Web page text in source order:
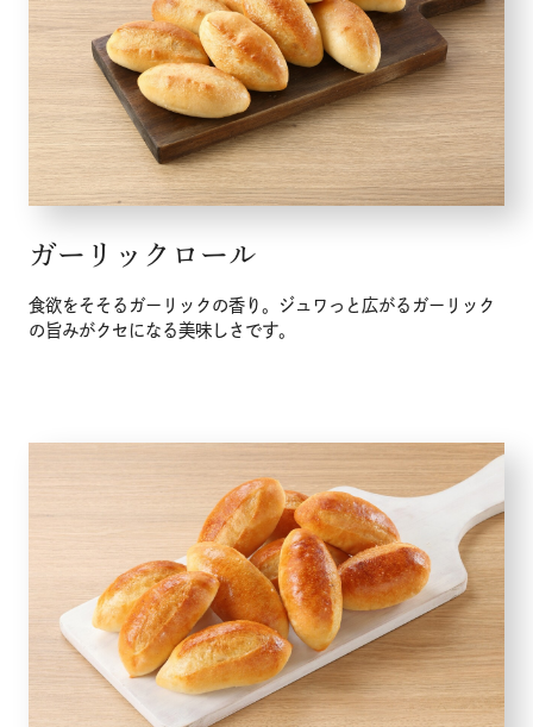
メニュー
お知らせ
採用情報
店舗検索
ガーリックロール
食欲をそそるガーリックの香り。ジュワっと広がるガーリック
の旨みがクセになる美味しさです。